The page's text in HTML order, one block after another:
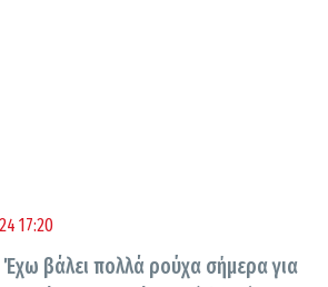
17:20
βάλει πολλά ρούχα σήμερα για